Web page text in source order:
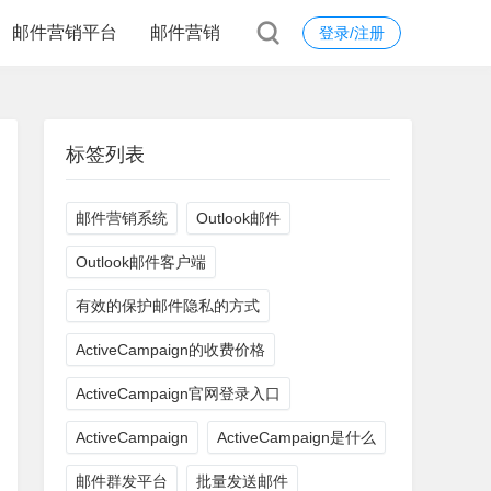
登录/注册
邮件营销平台 邮件营销
标签列表
邮件营销系统 Outlook邮件
Outlook邮件客户端
有效的保护邮件隐私的方式
ActiveCampaign的收费价格
ActiveCampaign官网登录入口
ActiveCampaign ActiveCampaign是什么
邮件群发平台 批量发送邮件